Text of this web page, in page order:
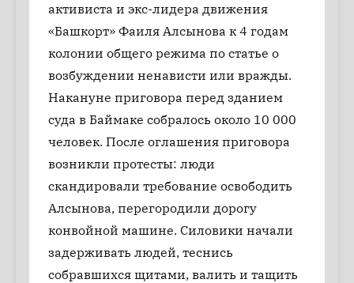
активиста и экс-лидера движения
«Башкорт» Фаиля Алсынова к 4 годам
колонии общего режима по статье о
возбуждении ненависти или вражды.
Накануне приговора перед зданием
суда в Баймаке собралось около 10 000
человек. После оглашения приговора
возникли протесты: люди
скандировали требование освободить
Алсынова, перегородили дорогу
конвойной машине. Силовики начали
задерживать людей, теснись
собравшихся щитами, валить и тащить